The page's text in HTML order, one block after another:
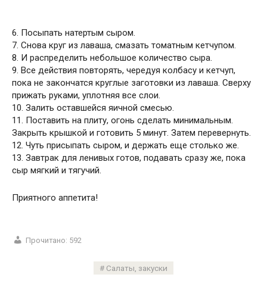
6. Посыпать натертым сыром.
7. Снова круг из лаваша, смазать томатным кетчупом.
8. И распределить небольшое количество сыра.
9. Все действия повторять, чередуя колбасу и кетчуп,
пока не закончатся круглые заготовки из лаваша. Сверху
прижать руками, уплотняя все слои.
10. Залить оставшейся яичной смесью.
11. Поставить на плиту, огонь сделать минимальным.
Закрыть крышкой и готовить 5 минут. Затем перевернуть.
12. Чуть присыпать сыром, и держать еще столько же.
13. Завтрак для ленивых готов, подавать сразу же, пока
сыр мягкий и тягучий.
Приятного аппетита!
Прочитано: 592
Салаты, закуски